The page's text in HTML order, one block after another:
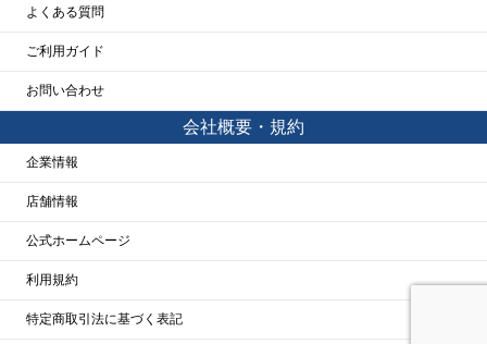
よくある質問
ご利用ガイド
お問い合わせ
会社概要・規約
企業情報
店舗情報
公式ホームページ
利用規約
特定商取引法に基づく表記